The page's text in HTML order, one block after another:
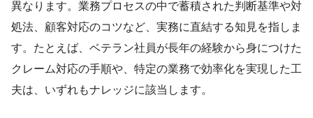
異なります。業務プロセスの中で蓄積された判断基準や対
処法、顧客対応のコツなど、実務に直結する知見を指しま
す。たとえば、ベテラン社員が長年の経験から身につけた
クレーム対応の手順や、特定の業務で効率化を実現した工
夫は、いずれもナレッジに該当します。